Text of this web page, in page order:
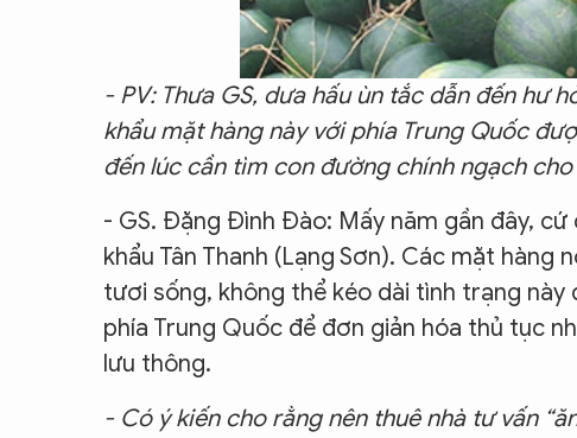
- PV: Thưa GS, dưa hấu ùn tắc dẫn đến hư
khẩu mặt hàng này với phía Trung Quốc
đến lúc cần tìm con đường chính ngạch
- GS. Đặng Đình Đào: Mấy năm gần đây,
khẩu Tân Thanh (Lạng Sơn). Các mặt hàng
tươi sống, không thể kéo dài tình trạng này
phía Trung Quốc để đơn giản hóa thủ tục
lưu thông.
- Có ý kiến cho rằng nên thuê nhà tư vấn